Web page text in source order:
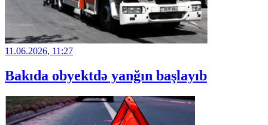
11.06.2026, 11:27
Bakıda obyektdə yanğın başlayıb